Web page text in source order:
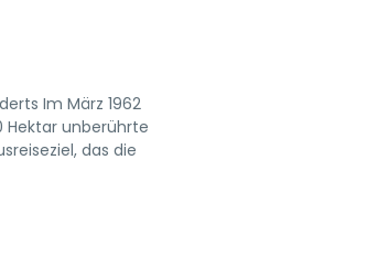
Im März 1962
Hektar unberührte
das die